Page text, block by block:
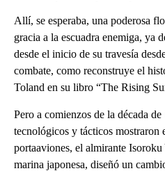
Allí, se esperaba, una poderosa
gracia a la escuadra enemiga, ya
desde el inicio de su travesía
combate, como reconstruye el
Toland en su libro “The Rising
Pero a comienzos de la década
tecnológicos y tácticos mostraron
portaaviones, el almirante
marina japonesa, diseñó un